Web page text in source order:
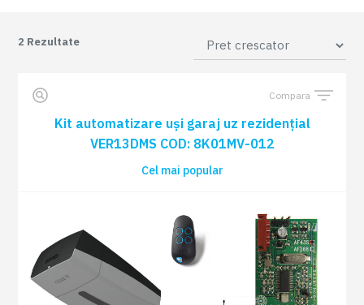
2 Rezultate
Compara
Kit automatizare uși garaj uz rezidențial
VER13DMS COD: 8K01MV-012
Cel mai popular